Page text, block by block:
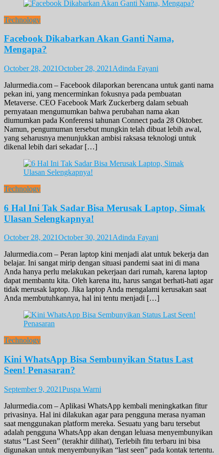
Technology
Facebook Dikabarkan Akan Ganti Nama,
Mengapa?
October 28, 2021October 28, 2021 Adinda Fayani
Jalurmedia.com – Facebook dilaporkan berencana untuk ganti nama
pekan ini, yang mencerminkan fokusnya pada pembuatan
Metaverse. CEO Facebook Mark Zuckerberg dalam sebuah
pernyataan mengumumkan bahwa perubahan nama akan
diumumkan pada Konferensi tahunan Connect pada 28 Oktober.
Namun, pengumuman tersebut mungkin telah dibuat lebih awal,
yang seharusnya menunjukkan ambisi raksasa teknologi untuk
dikenal lebih dari sekadar […]
Technology
6 Hal Ini Tak Sadar Bisa Merusak Laptop, Simak
Ulasan Selengkapnya!
October 28, 2021October 30, 2021 Adinda Fayani
Jalurmedia.com – Peran laptop kini menjadi alat untuk bekerja dan
belajar. Ini sangat mirip dengan situasi pandemi saat ini di mana
Anda hanya perlu melakukan pekerjaan dari rumah, karena laptop
dapat membantu kita. Oleh karena itu, harus sangat berhati-hati agar
tidak merusak laptop. Jika laptop Anda mengalami kerusakan saat
Anda membutuhkannya, hal ini tentu menjadi […]
Technology
Kini WhatsApp Bisa Sembunyikan Status Last
Seen! Penasaran?
September 9, 2021Puspa Warni
Jalurmedia.com – Aplikasi WhatsApp kembali meningkatkan fitur
privasinya. Hal ini dilakukan agar para pengguna merasa nyaman
saat menggunakan platform mereka. Sesuatu yang baru tersebut
adalah pengguna WhatsApp akan dengan leluasa menyembunyikan
status “Last Seen” (terakhir dilihat), Terlebih fitu terbaru ini bisa
digunakan untuk menyembunyikan “last seen” pada kontak tertentu.